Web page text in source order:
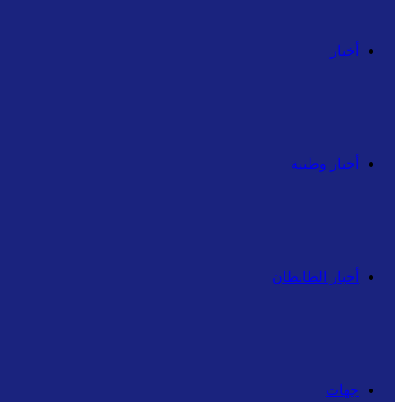
أخبار
أخبار وطنية
أخبار الطانطان
جهات